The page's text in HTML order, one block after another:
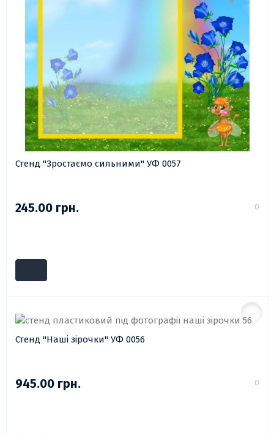
Стенд "Зростаємо сильними" УФ 0057
245.00 грн. 0
Стенд "Наші зірочки" УФ 0056
945.00 грн. 0